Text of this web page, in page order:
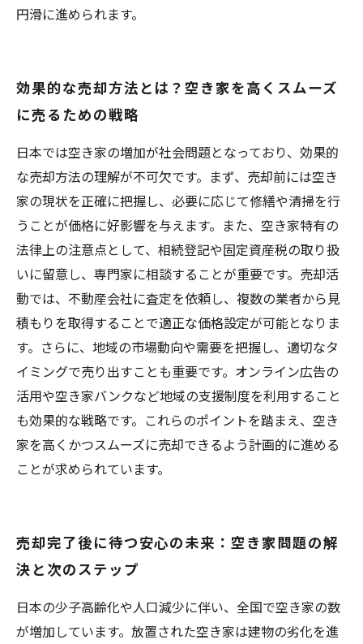
円滑に進められます。
効果的な売却方法とは？空き家を高くスムーズ
に売るための戦略
日本では空き家の増加が社会問題となっており、効果的
な売却方法の理解が不可欠です。まず、売却前には空き
家の現状を正確に把握し、必要に応じて修繕や清掃を行
うことが価格に好影響を与えます。また、空き家特有の
法律上の注意点として、相続登記や固定資産税の取り扱
いに留意し、専門家に相談することが重要です。売却活
動では、不動産会社に査定を依頼し、複数の業者から見
積もりを取得することで適正な価格設定が可能となりま
す。さらに、地域の市場動向や需要を把握し、適切なタ
イミングで売り出すことも重要です。オンライン広告の
活用や空き家バンクなど地域の支援制度を利用すること
も効果的な戦略です。これらのポイントを踏まえ、空き
家を高くかつスムーズに売却できるよう計画的に進める
ことが求められています。
売却完了後に待つ安心の未来：空き家問題の解
決と次のステップ
日本の少子高齢化や人口減少に伴い、全国で空き家の数
が増加しています。放置された空き家は建物の劣化を進